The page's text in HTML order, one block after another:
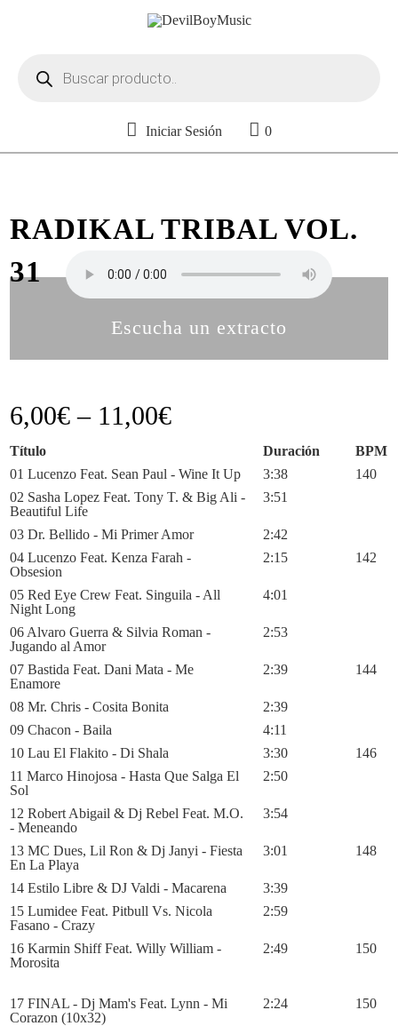
productos
Iniciar Sesión 0
RADIKAL TRIBAL VOL.
31
Escucha un extracto
6,00€ – 11,00€
Título Duración
BPM
01 Lucenzo Feat. Sean Paul - Wine It Up
3:38
140
02 Sasha Lopez Feat. Tony T. & Big Ali -
Beautiful Life
3:51
03 Dr. Bellido - Mi Primer Amor
2:42
04 Lucenzo Feat. Kenza Farah -
Obsesion
2:15 142
05 Red Eye Crew Feat. Singuila - All
Night Long
4:01
06 Alvaro Guerra & Silvia Roman -
Jugando al Amor
2:53
07 Bastida Feat. Dani Mata - Me
Enamore
2:39 144
08 Mr. Chris - Cosita Bonita
2:39
09 Chacon - Baila
4:11
10 Lau El Flakito - Di Shala
3:30
146
11 Marco Hinojosa - Hasta Que Salga El
Sol
2:50
12 Robert Abigail & Dj Rebel Feat. M.O.
- Meneando
3:54
13 MC Dues, Lil Ron & Dj Janyi - Fiesta
En La Playa
3:01 148
14 Estilo Libre & DJ Valdi - Macarena
3:39
15 Lumidee Feat. Pitbull Vs. Nicola
Fasano - Crazy
2:59
16 Karmin Shiff Feat. Willy William -
Morosita
2:49 150
17 FINAL - Dj Mam's Feat. Lynn - Mi
Corazon (10x32)
2:24 150